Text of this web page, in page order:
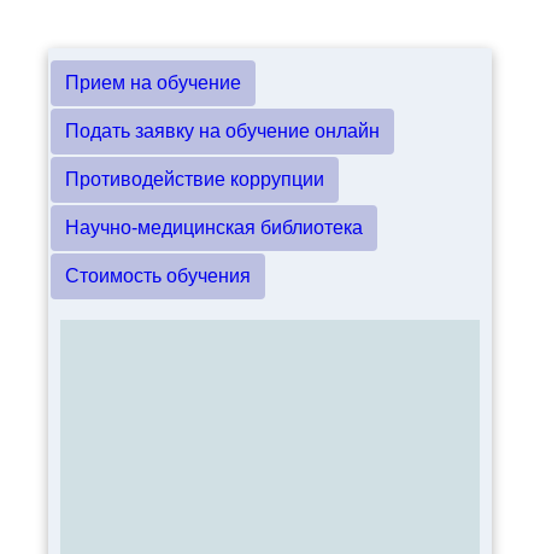
Прием на обучение
Подать заявку на обучение онлайн
Противодействие коррупции
Научно-медицинская библиотека
Стоимость обучения